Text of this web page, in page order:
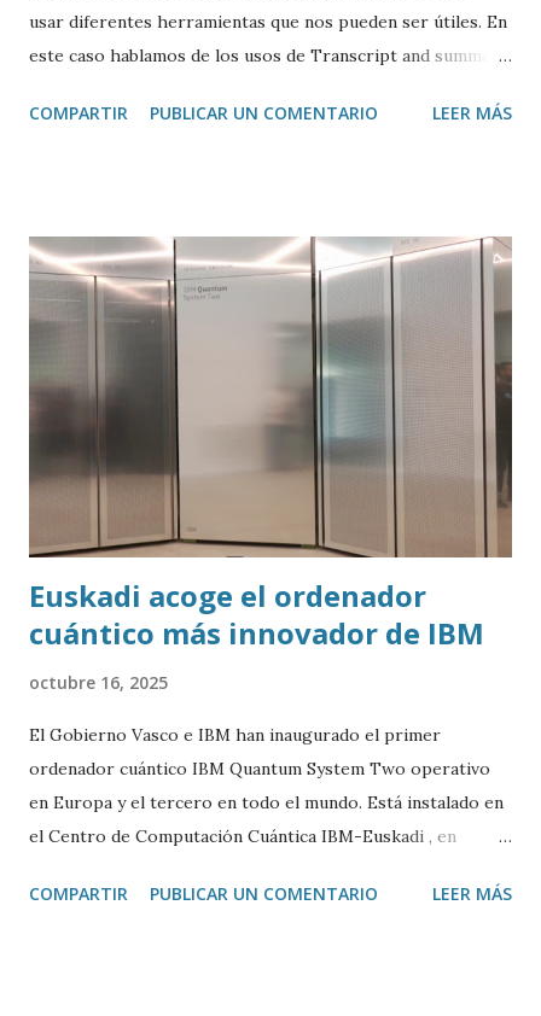
usar diferentes herramientas que nos pueden ser útiles. En
este caso hablamos de los usos de Transcript and summary
transcribir y resumir los vídeos de Youtube, así como
COMPARTIR PUBLICAR UN COMENTARIO LEER MÁS
Euskadi acoge el ordenador
cuántico más innovador de IBM
octubre 16, 2025
El Gobierno Vasco e IBM han inaugurado el primer
ordenador cuántico IBM Quantum System Two operativo
en Europa y el tercero en todo el mundo. Está instalado en
el Centro de Computación Cuántica IBM-Euskadi , en
siete metros de ancho por 4 de alto. Está encerrado en una
COMPARTIR PUBLICAR UN COMENTARIO LEER MÁS